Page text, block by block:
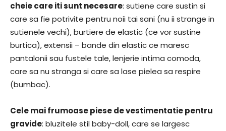
cheie care iti sunt necesare: sutiene care sustin si
care sa fie potrivite pentru noii tai sani (nu ii strange in
sutienele vechi), burtiere de elastic (ce vor sustine
burtica), extensii – bande din elastic ce maresc
pantalonii sau fustele tale, lenjerie intima comoda,
care sa nu stranga si care sa lase pielea sa respire
(bumbac).
Cele mai frumoase piese de vestimentatie pentru
gravide: bluzitele stil baby-doll, care se largesc